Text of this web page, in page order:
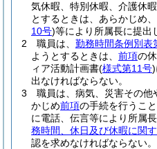
気休暇、特別休暇、介護休
とするときは、あらかじめ
10号)等により所属長に提出
2
職員は、 勤務時間条例別表
ようとするときは、 前項の
ィア活動計画書(様式第11号)
出なければならない。
3
職員は、病気、災害その他
かじめ前項の手続を行うこ
に電話、伝言等により所属長
務時間、休日及び休暇に関
認を求めなければならない。